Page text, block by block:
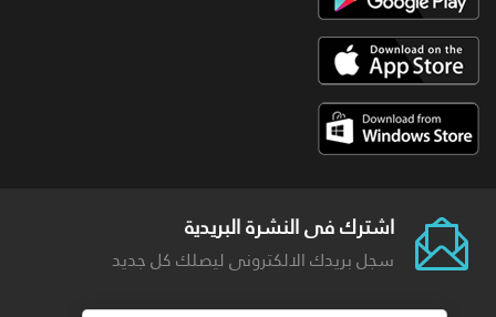
اشترك فى النشرة البريدية
سجل بريدك الالكترونى ليصلك كل جديد